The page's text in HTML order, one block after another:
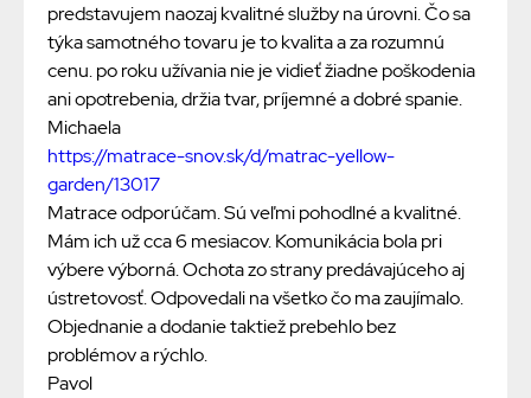
predstavujem naozaj kvalitné služby na úrovni. Čo sa
týka samotného tovaru je to kvalita a za rozumnú
cenu. po roku užívania nie je vidieť žiadne poškodenia
ani opotrebenia, držia tvar, príjemné a dobré spanie.
Michaela
https://matrace-snov.sk/d/matrac-yellow-
garden/13017
Matrace odporúčam. Sú veľmi pohodlné a kvalitné.
Mám ich už cca 6 mesiacov. Komunikácia bola pri
výbere výborná. Ochota zo strany predávajúceho aj
ústretovosť. Odpovedali na všetko čo ma zaujímalo.
Objednanie a dodanie taktiež prebehlo bez
problémov a rýchlo.
Pavol